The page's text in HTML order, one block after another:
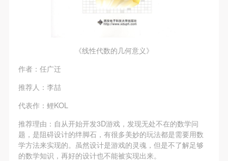
《线性代数的几何意义》
作者：任广迁
推荐人：李喆
代表作：鲤KOL
推荐理由：自从开始开发3D游戏，发现无处不在的数学问
题，是阻碍设计的绊脚石，有很多美妙的玩法都是需要用数
学方法来实现的。虽然设计是游戏的灵魂，但是不了解足够
的数学知识，再好的设计也不能被实现出来。